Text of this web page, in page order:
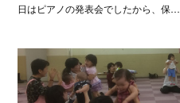
日はピアノの発表会でしたから、保…